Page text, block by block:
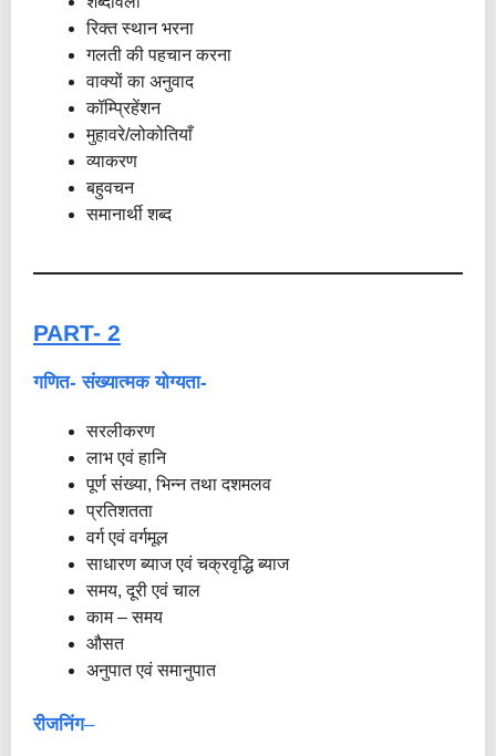
रिक्त स्थान भरना
गलती की पहचान करना
वाक्यों का अनुवाद
कॉम्प्रिहेंशन
मुहावरे/लोकोतियाँ
व्याकरण
बहुवचन
समानार्थी शब्द
PART- 2
गणित- संख्यात्मक योग्यता-
सरलीकरण
लाभ एवं हानि
पूर्ण संख्या, भिन्न तथा दशमलव
प्रतिशतता
वर्ग एवं वर्गमूल
साधारण ब्याज एवं चक्रवृद्धि ब्याज
समय, दूरी एवं चाल
काम – समय
औसत
अनुपात एवं समानुपात
रीजनिंग–